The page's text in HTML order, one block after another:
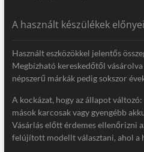
A használt készülékek
Használt eszközökkel jelentős
Megbízható kereskedőtől
népszerű márkák pedig sokszor
A kockázat, hogy az állapot változó:
mások karcosak vagy gyengébb
Vásárlás előtt érdemes ellenőrizni
felújított modellt választani, ahol a